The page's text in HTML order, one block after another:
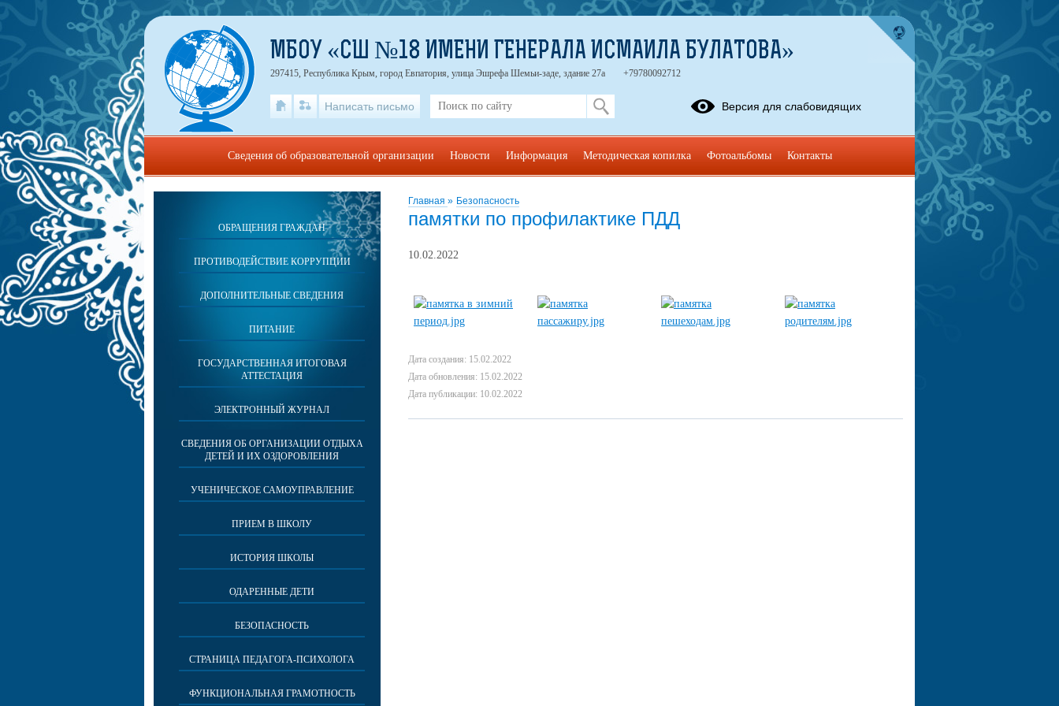
Главная » Безопасность
памятки по профилактике ПДД
10.02.2022
Дата создания: 15.02.2022
Дата обновления: 15.02.2022
Дата публикации: 10.02.2022
ОБРАЩЕНИЯ ГРАЖДАН
ПРОТИВОДЕЙСТВИЕ КОРРУПЦИИ
ДОПОЛНИТЕЛЬНЫЕ СВЕДЕНИЯ
ПИТАНИЕ
ГОСУДАРСТВЕННАЯ ИТОГОВАЯ
АТТЕСТАЦИЯ
ЭЛЕКТРОННЫЙ ЖУРНАЛ
СВЕДЕНИЯ ОБ ОРГАНИЗАЦИИ ОТДЫХА
ДЕТЕЙ И ИХ ОЗДОРОВЛЕНИЯ
УЧЕНИЧЕСКОЕ САМОУПРАВЛЕНИЕ
ПРИЕМ В ШКОЛУ
ИСТОРИЯ ШКОЛЫ
ОДАРЕННЫЕ ДЕТИ
БЕЗОПАСНОСТЬ
СТРАНИЦА ПЕДАГОГА-ПСИХОЛОГА
ФУНКЦИОНАЛЬНАЯ ГРАМОТНОСТЬ
МБОУ «СШ №18 ИМЕНИ ГЕНЕРАЛА ИСМАИЛА БУЛАТОВА»
297415, Республика Крым, город Евпатория, улица Эшрефа Шемьи-заде, здание 27а +79780092712
Написать письмо Версия для слабовидящих
Сведения об образовательной организации Новости Информация Методическая копилка Фотоальбомы Контакты